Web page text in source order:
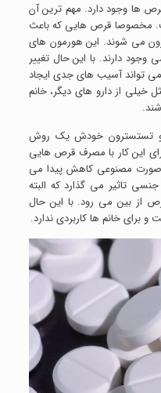
ها وجود دارد. مهم ترین آن
مخصوصا قرص هایی که باعث
می شوند. این هورمون های
وجود دارند. با این حال تغییر
تواند آسیب های جدی ایجاد
خیلی از دارو های دیگر، خانم
تستسترون خودش یک روش
این کار با مصرف قرص هایی
صورت مصنوعی کاهش پیدا می
تاثیر می گذارد که البته
از بین می رود. با این حال
برای خانم ها کاربردی ندارد.